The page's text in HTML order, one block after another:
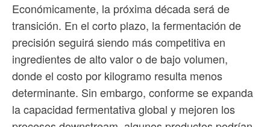
Económicamente, la próxima década será de
transición. En el corto plazo, la fermentación de
precisión seguirá siendo más competitiva en
ingredientes de alto valor o de bajo volumen,
donde el costo por kilogramo resulta menos
determinante. Sin embargo, conforme se expanda
la capacidad fermentativa global y mejoren los